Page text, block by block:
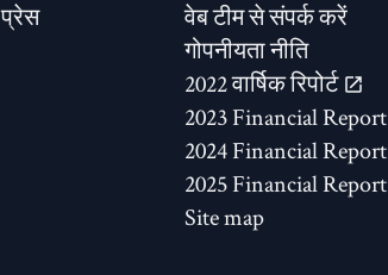
प्रेस
वेब टीम से संपर्क करें
गोपनीयता नीति
2022 वार्षिक रिपोर्ट
2023 Financial Report
2024 Financial Report
2025 Financial Report
Site map